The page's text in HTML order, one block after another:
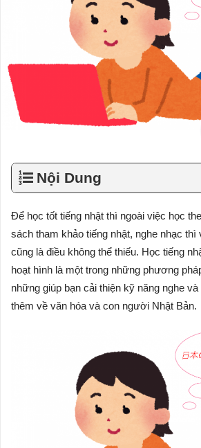
Nội Dung
Để học tốt tiếng nhật thì ngoài việc học
sách tham khảo tiếng nhật, nghe nhạc
cũng là điều không thể thiếu. Học tiếng
hoạt hình là một trong những phương
những giúp bạn cải thiện kỹ năng nghe
thêm về văn hóa và con người Nhật Bản.